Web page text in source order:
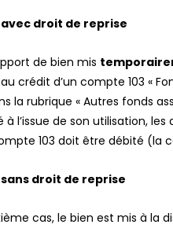
droit de reprise
de bien mis
crédit d’un compte 103 «
la rubrique « Autres fonds
à l’issue de son utilisation,
103 doit être débité (la
droit de reprise
cas, le bien est mis à la